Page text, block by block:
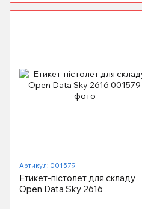
Артикул: 001579
Етикет-пістолет для складу
Open Data Sky 2616